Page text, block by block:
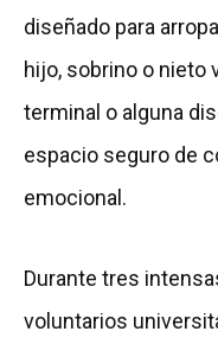
diseñado para
hijo, sobrino o nieto
terminal o alguna
espacio seguro de
emocional.
Durante tres
voluntarios